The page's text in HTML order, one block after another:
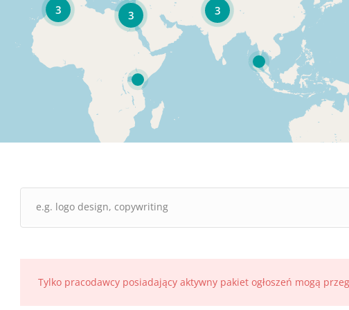
3
3
3
Tylko pracodawcy posiadający aktywny pakiet ogłoszeń mogą